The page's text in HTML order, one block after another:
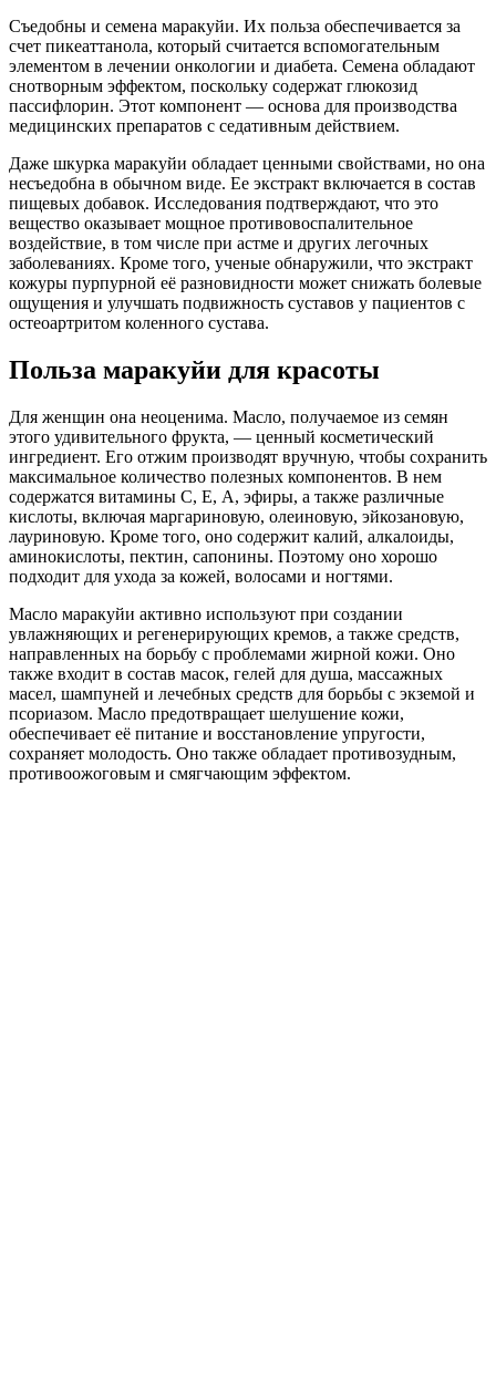
Съедобны и семена маракуйи. Их польза обеспечивается за
счет пикеаттанола, который считается вспомогательным
элементом в лечении онкологии и диабета. Семена обладают
снотворным эффектом, поскольку содержат глюкозид
пассифлорин. Этот компонент — основа для производства
медицинских препаратов с седативным действием.
Даже шкурка маракуйи обладает ценными свойствами, но она
несъедобна в обычном виде. Ее экстракт включается в состав
пищевых добавок. Исследования подтверждают, что это
вещество оказывает мощное противовоспалительное
воздействие, в том числе при астме и других легочных
заболеваниях. Кроме того, ученые обнаружили, что экстракт
кожуры пурпурной её разновидности может снижать болевые
ощущения и улучшать подвижность суставов у пациентов с
остеоартритом коленного сустава.
Польза маракуйи для красоты
Для женщин она неоценима. Масло, получаемое из семян
этого удивительного фрукта, — ценный косметический
ингредиент. Его отжим производят вручную, чтобы сохранить
максимальное количество полезных компонентов. В нем
содержатся витамины С, Е, А, эфиры, а также различные
кислоты, включая маргариновую, олеиновую, эйкозановую,
лауриновую. Кроме того, оно содержит калий, алкалоиды,
аминокислоты, пектин, сапонины. Поэтому оно хорошо
подходит для ухода за кожей, волосами и ногтями.
Масло маракуйи активно используют при создании
увлажняющих и регенерирующих кремов, а также средств,
направленных на борьбу с проблемами жирной кожи. Оно
также входит в состав масок, гелей для душа, массажных
масел, шампуней и лечебных средств для борьбы с экземой и
псориазом. Масло предотвращает шелушение кожи,
обеспечивает её питание и восстановление упругости,
сохраняет молодость. Оно также обладает противозудным,
противоожоговым и смягчающим эффектом.